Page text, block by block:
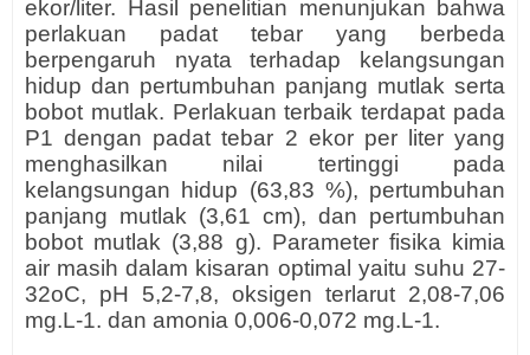
ekor/liter. Hasil penelitian menunjukan bahwa
perlakuan padat tebar yang berbeda
berpengaruh nyata terhadap kelangsungan
hidup dan pertumbuhan panjang mutlak serta
bobot mutlak. Perlakuan terbaik terdapat pada
P1 dengan padat tebar 2 ekor per liter yang
menghasilkan nilai tertinggi pada
kelangsungan hidup (63,83 %), pertumbuhan
panjang mutlak (3,61 cm), dan pertumbuhan
bobot mutlak (3,88 g). Parameter fisika kimia
air masih dalam kisaran optimal yaitu suhu 27-
32oC, pH 5,2-7,8, oksigen terlarut 2,08-7,06
mg.L-1. dan amonia 0,006-0,072 mg.L-1.